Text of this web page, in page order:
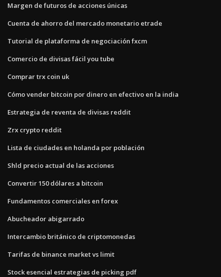
Margen de futuros de acciones únicas
Cuenta de ahorro del mercado monetario etrade
Tutorial de plataforma de negociación fxcm
Comercio de divisas fácil you tube
Comprar trx coin uk
Cómo vender bitcoin por dinero en efectivo en la india
Estrategia de reventa de divisas reddit
Zrx crypto reddit
Lista de ciudades en holanda por población
Shld precio actual de las acciones
Convertir 150 dólares a bitcoin
Fundamentos comerciales en forex
Abucheador abigarrado
Intercambio británico de criptomonedas
Tarifas de binance market vs limit
Stock esencial estrategias de picking pdf